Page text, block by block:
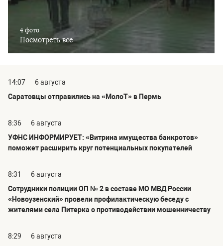
4 фото
Посмотреть все
14:07
6 августа
Саратовцы отправились на «МолоТ» в Пермь
8:36
6 августа
УФНС ИНФОРМИРУЕТ: «Витрина имущества банкротов»
поможет расширить круг потенциальных покупателей
8:31
6 августа
Сотрудники полиции ОП № 2 в составе МО МВД России
«Новоузенский» провели профилактическую беседу с
жителями села Питерка о противодействии мошенничеству
8:29
6 августа